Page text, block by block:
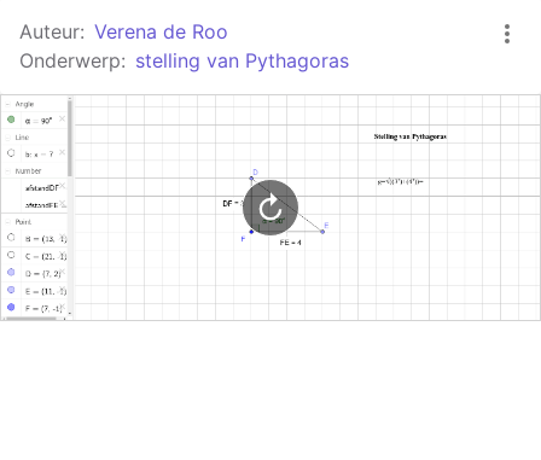
Aanmelden
Auteur: Verena de Roo
Onderwerp: stelling van Pythagoras